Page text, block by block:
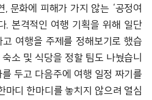
문화에 피해가 가지 않는 ‘공정여
. 본격적인 여행 기획을 위해 일단
여행을 주제를 정해보기로 했습
소 및 식당을 정할 팀도 나눴습니
두고 다음주에 여행 일정 짜기를
마디 한마디를 놓치지 않으려 열심